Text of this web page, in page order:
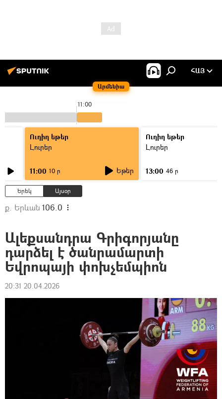
Արմենիա
ՀԱՅ
11:00
Ուղիղ եթեր
Լուրեր
11:00 10 ր Եթեր
Ուղիղ եթեր
Լուրեր
13:00 46 ր
Երեկ Այսօր
ք. Երևան 106.0
Ալեքսանդրա Գրիգորյանը
դարձել է ծանրամարտի
Եվրոպայի փոխչեմպիոն
20:31 20.04.2026